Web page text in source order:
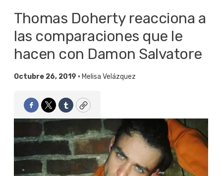
Thomas Doherty reacciona a
las comparaciones que le
hacen con Damon Salvatore
Octubre 26, 2019 • Melisa Velázquez
Facebook
TwitterTumblrCopy